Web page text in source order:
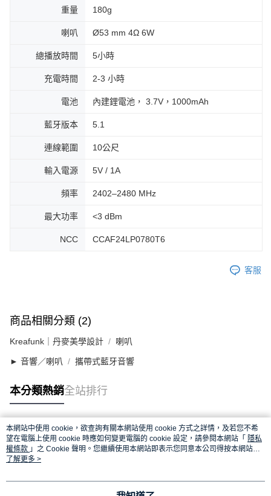
重量 180g
喇叭 Ø53 mm 4Ω 6W
總播放時間 5小時
充電時間 2-3 小時
電池 內建鋰電池， 3.7V，1000mAh
藍牙版本 5.1
連線範圍 10公尺
輸入電源 5V / 1A
頻率 2402–2480 MHz
最大功率 <3 dBm
NCC CCAF24LP0780T6
客服
商品相關分類 (2)
Kreafunk｜丹麥美學設計 喇叭
► 音響／喇叭 攜帶式藍牙音響
本分類熱銷全站排行
熱門標籤
本網站中使用 cookie，欲查詢有關本網站使用 cookie 方式之詳情，及若您不希
望在電腦上使用 cookie 時應如何變更電腦的 cookie 設定，請參閱本網站「 隱私
權條款 」之 Cookie 聲明。您繼續使用本網站即表示您同意本公司得按本網站使
用條款之 Cookie 聲明使用 cookie。
了解更多 >